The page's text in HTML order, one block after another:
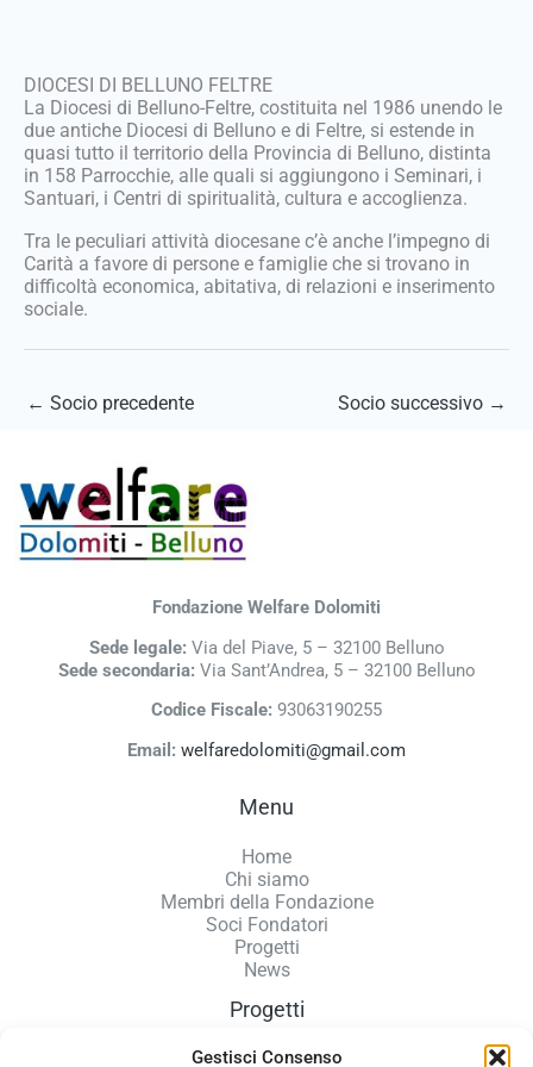
Gestisci Consenso
DIOCESI DI BELLUNO FELTRE
La Diocesi di Belluno-Feltre, costituita nel 1986 unendo le
due antiche Diocesi di Belluno e di Feltre, si estende in
quasi tutto il territorio della Provincia di Belluno, distinta
in 158 Parrocchie, alle quali si aggiungono i Seminari, i
Santuari, i Centri di spiritualità, cultura e accoglienza.
Tra le peculiari attività diocesane c’è anche l’impegno di
Carità a favore di persone e famiglie che si trovano in
difficoltà economica, abitativa, di relazioni e inserimento
sociale.
← Socio precedente Socio successivo →
Fondazione Welfare Dolomiti
Sede legale: Via del Piave, 5 – 32100 Belluno
Sede secondaria: Via Sant’Andrea, 5 – 32100 Belluno
Codice Fiscale: 93063190255
Email: welfaredolomiti@gmail.com
Menu
Home
Chi siamo
Membri della Fondazione
Soci Fondatori
Progetti
News
Progetti
Accoglienza donne